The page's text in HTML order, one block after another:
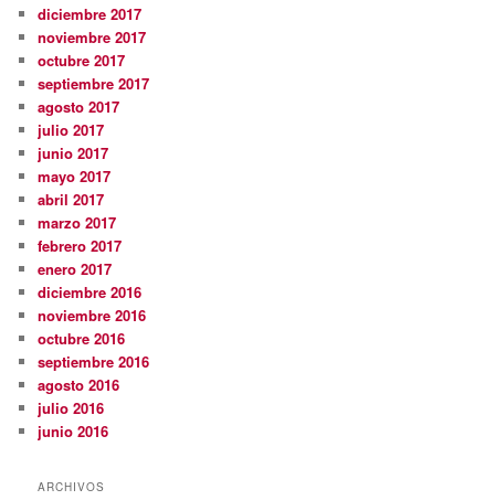
diciembre 2017
noviembre 2017
octubre 2017
septiembre 2017
agosto 2017
julio 2017
junio 2017
mayo 2017
abril 2017
marzo 2017
febrero 2017
enero 2017
diciembre 2016
noviembre 2016
octubre 2016
septiembre 2016
agosto 2016
julio 2016
junio 2016
ARCHIVOS